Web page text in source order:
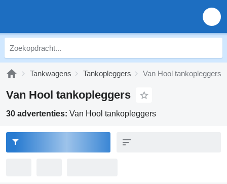
Tankwagens Tankopleggers Van Hool tankopleggers
Van Hool tankopleggers
30 advertenties: Van Hool tankopleggers